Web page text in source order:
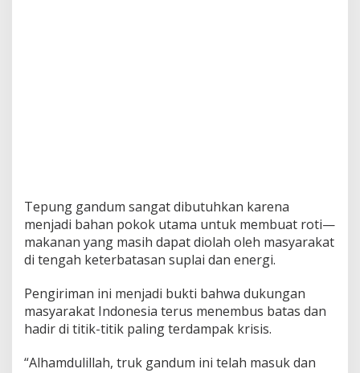
Tepung gandum sangat dibutuhkan karena
menjadi bahan pokok utama untuk membuat roti—
makanan yang masih dapat diolah oleh masyarakat
di tengah keterbatasan suplai dan energi.
Pengiriman ini menjadi bukti bahwa dukungan
masyarakat Indonesia terus menembus batas dan
hadir di titik-titik paling terdampak krisis.
“Alhamdulillah, truk gandum ini telah masuk dan